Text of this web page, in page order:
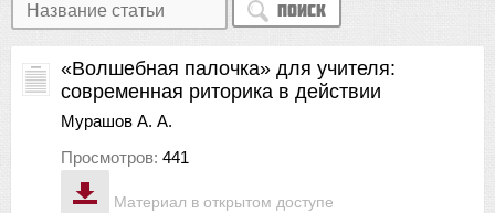
Поиск
Материал в открытом доступе
«Волшебная палочка» для учителя:
современная риторика в действии
Мурашов А. А.
Просмотров: 441